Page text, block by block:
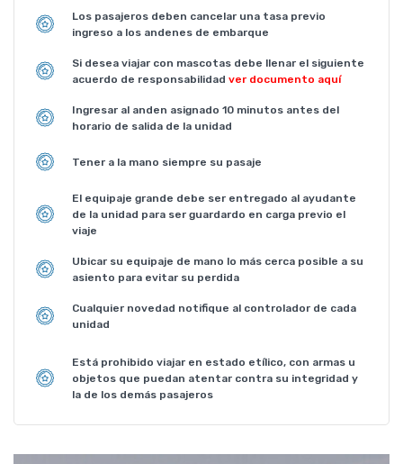
Los pasajeros deben cancelar una tasa previo
ingreso a los andenes de embarque
Si desea viajar con mascotas debe llenar el siguiente
acuerdo de responsabilidad ver documento aquí
Ingresar al anden asignado 10 minutos antes del
horario de salida de la unidad
Tener a la mano siempre su pasaje
El equipaje grande debe ser entregado al ayudante
de la unidad para ser guardardo en carga previo el
viaje
Ubicar su equipaje de mano lo más cerca posible a su
asiento para evitar su perdida
Cualquier novedad notifique al controlador de cada
unidad
Está prohibido viajar en estado etílico, con armas u
objetos que puedan atentar contra su integridad y
la de los demás pasajeros